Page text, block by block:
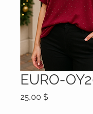
EURO-
25,00 $Prix